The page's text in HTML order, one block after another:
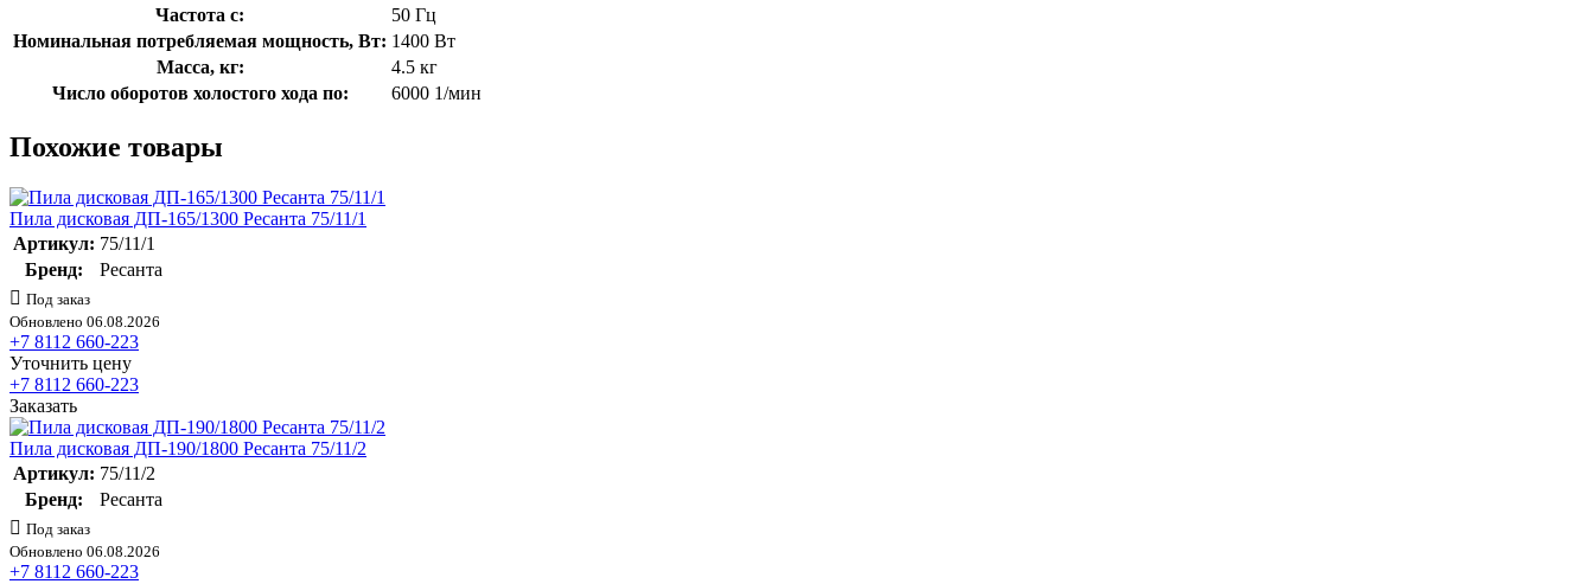
Частота с:
50 Гц
Номинальная потребляемая мощность, Вт: 1400 Вт
Масса, кг:
4.5 кг
Число оборотов холостого хода по:
6000 1/мин
Похожие товары
Пила дисковая ДП-165/1300 Ресанта 75/11/1
Артикул: 75/11/1
Бренд:
Ресанта
Под заказ
Обновлено 06.08.2026
+7 8112 660-223
Уточнить цену
+7 8112 660-223
Заказать
Пила дисковая ДП-190/1800 Ресанта 75/11/2
Артикул: 75/11/2
Бренд:
Ресанта
Под заказ
Обновлено 06.08.2026
+7 8112 660-223